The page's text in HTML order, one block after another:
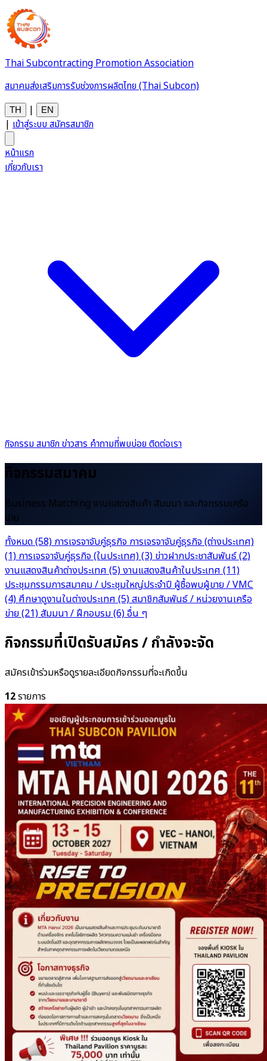
Thai Subcontracting Promotion Association
สมาคมส่งเสริมการรับช่วงการผลิตไทย (Thai Subcon)
TH | EN
| เข้าสู่ระบบสมัครสมาชิก
หน้าแรก
เกี่ยวกับเรา
กิจกรรมสมาชิกข่าวสารคำถามที่พบบ่อยติดต่อเรา
กิจกรรมสมาคม
Business Matching งานแสดงสินค้า สัมมนา และกิจกรรมเครือ
ข่าย
ทั้งหมด(58) การเจรจาจับคู่ธุรกิจ การเจรจาจับคู่ธุรกิจ (ต่างประเทศ)
(1) การเจรจาจับคู่ธุรกิจ (ในประเทศ)(3) ข่าวฝากประชาสัมพันธ์(2)
งานแสดงสินค้าต่างประเทศ (5)งานแสดงสินค้าในประเทศ (11)
ประชุมกรรมการสมาคม / ประชุมใหญ่ประจำปี ผู้ซื้อพบผู้ขาย / VMC
(4) ศึกษาดูงานในต่างประเทศ (5)สมาชิกสัมพันธ์ / หน่วยงานเครือ
ข่าย(21)สัมมนา / ฝึกอบรม(6)อื่น ๆ
กิจกรรมที่เปิดรับสมัคร / กำลังจะจัด
สมัครเข้าร่วมหรือดูรายละเอียดกิจกรรมที่จะเกิดขึ้น
12รายการ